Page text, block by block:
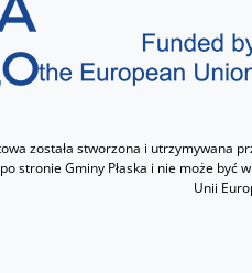
została stworzona i utrzymywana
stronie Gminy Płaska i nie może
Unii